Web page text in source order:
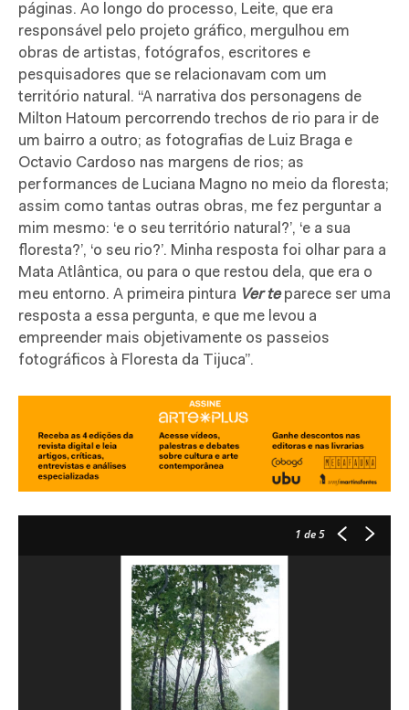
páginas. Ao longo do processo, Leite, que era
responsável pelo projeto gráfico, mergulhou em
obras de artistas, fotógrafos, escritores e
pesquisadores que se relacionavam com um
território natural. “A narrativa dos personagens de
Milton Hatoum percorrendo trechos de rio para ir de
um bairro a outro; as fotografias de Luiz Braga e
Octavio Cardoso nas margens de rios; as
performances de Luciana Magno no meio da floresta;
assim como tantas outras obras, me fez perguntar a
mim mesmo: ‘e o seu território natural?’, ‘e a sua
floresta?’, ‘o seu rio?’. Minha resposta foi olhar para a
Mata Atlântica, ou para o que restou dela, que era o
meu entorno. A primeira pintura Ver teparece ser uma
resposta a essa pergunta, e que me levou a
empreender mais objetivamente os passeios
fotográficos à Floresta da Tijuca”.
1 de 5